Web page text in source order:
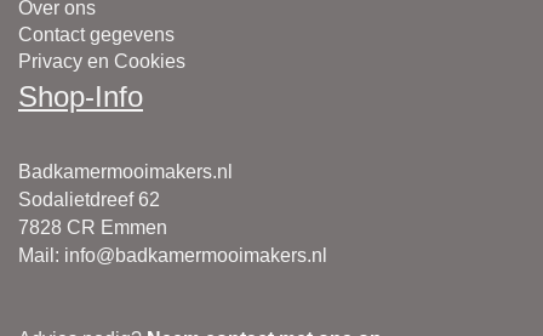
Over ons
Contact gegevens
Privacy en Cookies
Shop-Info
Badkamermooimakers.nl
Sodalietdreef 62
7828 CR Emmen
Mail : info@badkamermooimakers.nl